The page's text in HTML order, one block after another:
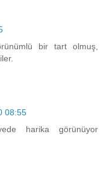
bir tart olmuş,
08:55
harika görünüyor